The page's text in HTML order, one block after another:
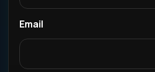
Email